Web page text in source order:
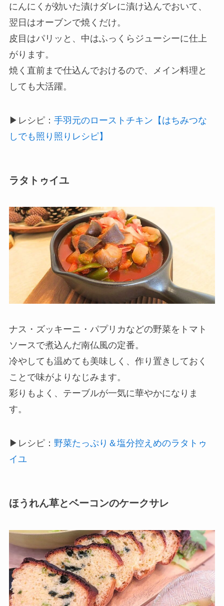
にんにくが効いた漬けダレに漬け込んでおいて、
翌日はオーブンで焼くだけ。
皮目はパリッと、中はふっくらジューシーに仕上
がります。
焼く直前まで仕込んでおけるので、メイン料理と
しても大活躍。
▶レシピ： 手羽元のローストチキン【はちみつな
しでも照り照りレシピ】
ラタトゥイユ
ナス・ズッキーニ・パプリカなどの野菜をトマト
ソースで煮込んだ南仏風の定番。
冷やしても温めても美味しく、作り置きしておく
ことで味がよりなじみます。
彩りもよく、テーブルが一気に華やかになりま
す。
▶レシピ： 野菜たっぷり＆塩分控えめのラタトゥ
イユ
ほうれん草とベーコンのケークサレ